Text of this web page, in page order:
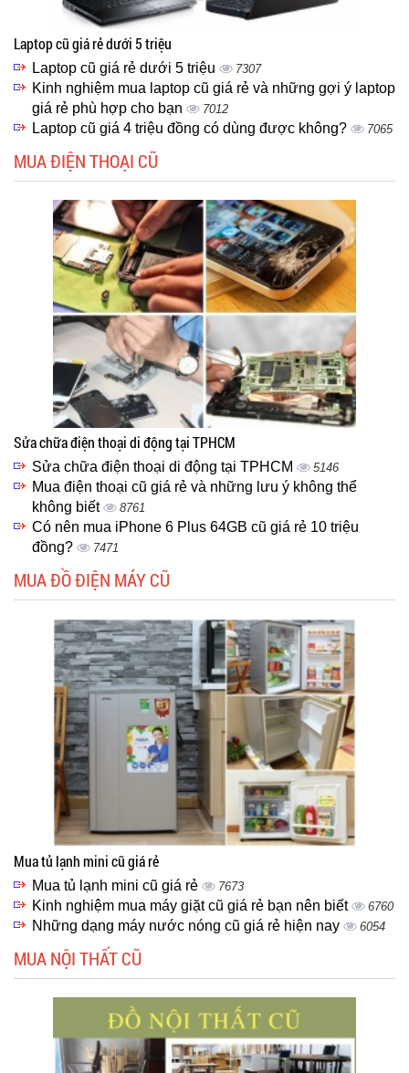
Laptop cũ giá rẻ dưới 5 triệu
Laptop cũ giá rẻ dưới 5 triệu 7307
Kinh nghiệm mua laptop cũ giá rẻ và những gợi ý laptop
giá rẻ phù hợp cho bạn
7012
Laptop cũ giá 4 triệu đồng có dùng được không? 7065
MUA ĐIỆN THOẠI CŨ
Sửa chữa điện thoại di động tại TPHCM
Sửa chữa điện thoại di động tại TPHCM 5146
Mua điện thoại cũ giá rẻ và những lưu ý không thể
không biết
8761
Có nên mua iPhone 6 Plus 64GB cũ giá rẻ 10 triệu
đồng?
7471
MUA ĐỒ ĐIỆN MÁY CŨ
Mua tủ lạnh mini cũ giá rẻ
Mua tủ lạnh mini cũ giá rẻ 7673
Kinh nghiệm mua máy giặt cũ giá rẻ bạn nên biết 6760
Những dạng máy nước nóng cũ giá rẻ hiện nay 6054
MUA NỘI THẤT CŨ